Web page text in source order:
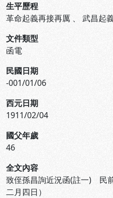
生平歷程
革命起義再接再厲 、 武昌起
文件類型
函電
民國日期
-001/01/06
西元日期
1911/02/04
國父年歲
46
全文內容
致侄孫昌詢近況函(註一) 民
二月四日）